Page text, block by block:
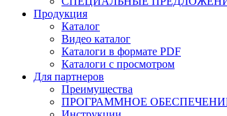
Продукция
Каталог
Видео каталог
Каталоги в формате PDF
Каталоги с просмотром
Для партнеров
Преимущества
ПРОГРАММНОЕ